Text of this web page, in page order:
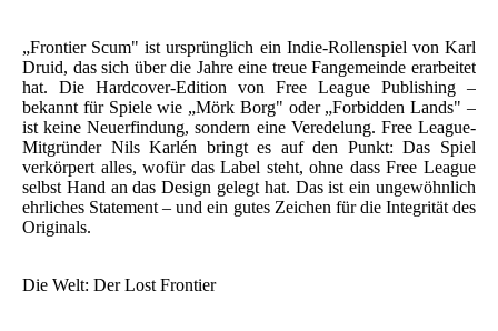
„Frontier Scum" ist ursprünglich ein Indie-Rollenspiel von Karl
Druid, das sich über die Jahre eine treue Fangemeinde erarbeitet
hat. Die Hardcover-Edition von Free League Publishing –
bekannt für Spiele wie „Mörk Borg" oder „Forbidden Lands" –
ist keine Neuerfindung, sondern eine Veredelung. Free League-
Mitgründer Nils Karlén bringt es auf den Punkt: Das Spiel
verkörpert alles, wofür das Label steht, ohne dass Free League
selbst Hand an das Design gelegt hat. Das ist ein ungewöhnlich
ehrliches Statement – und ein gutes Zeichen für die Integrität des
Originals.
Die Welt: Der Lost Frontier